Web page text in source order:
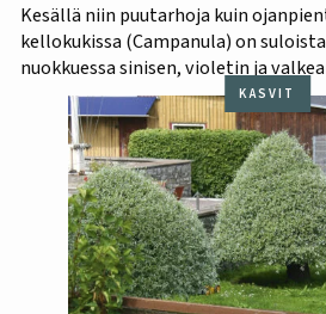
Kesällä niin puutarhoja kuin
kellokukissa (Campanula) on
nuokkuessa sinisen, violetin ja
KASVIT